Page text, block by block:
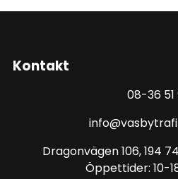
Kontakt
08-36 51
Dragonvägen 106, 194
Öppettider: 10-